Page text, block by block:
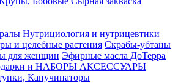
Нутрициология и нутрицевтики
и целебные растения Скрабы-убтаны
для женщин Эфирные масла ДоТерра
и НАБОРЫ АКСЕССУАРЫ
Капучинаторы